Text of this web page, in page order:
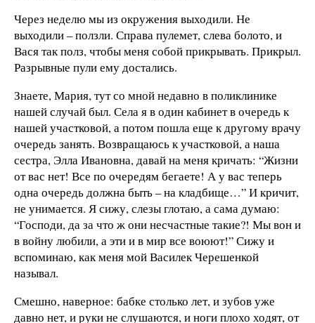
Через неделю мы из окружения выходили. Не
выходили – ползли. Справа пулемет, слева болото, и
Вася так полз, чтобы меня собой прикрывать. Прикрыл.
Разрывные пули ему достались.
Знаете, Мария, тут со мной недавно в поликлинике
нашей случай был. Села я в один кабинет в очередь к
нашей участковой, а потом пошла еще к другому врачу
очередь занять. Возвращаюсь к участковой, а наша
сестра, Элла Ивановна, давай на меня кричать: “Жизни
от вас нет! Все по очередям бегаете! А у вас теперь
одна очередь должна быть – на кладбище…” И кричит,
не унимается. Я сижу, слезы глотаю, а сама думаю:
“Господи, да за что ж они несчастные такие?! Мы вон и
в войну любили, а эти и в мир все воюют!” Сижу и
вспоминаю, как меня мой Василек Черешенкой
называл.
Смешно, наверное: бабке столько лет, и зубов уже
давно нет, и руки не слушаются, и ноги плохо ходят, от